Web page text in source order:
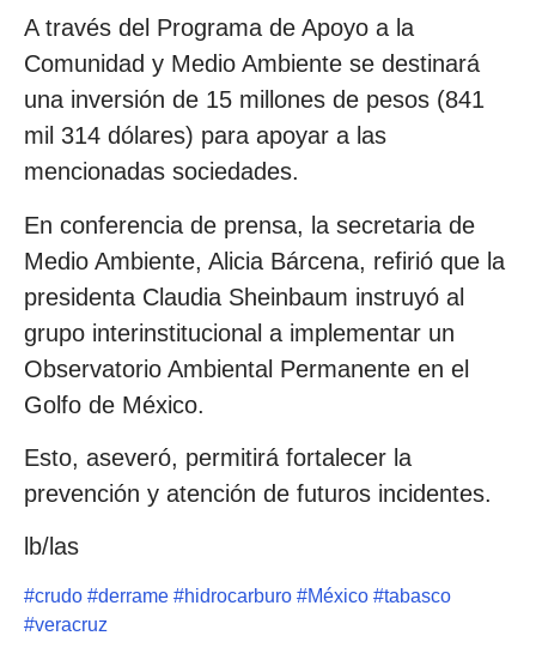
A través del Programa de Apoyo a la
Comunidad y Medio Ambiente se destinará
una inversión de 15 millones de pesos (841
mil 314 dólares) para apoyar a las
mencionadas sociedades.
En conferencia de prensa, la secretaria de
Medio Ambiente, Alicia Bárcena, refirió que la
presidenta Claudia Sheinbaum instruyó al
grupo interinstitucional a implementar un
Observatorio Ambiental Permanente en el
Golfo de México.
Esto, aseveró, permitirá fortalecer la
prevención y atención de futuros incidentes.
lb/las
#crudo #derrame #hidrocarburo #México #tabasco
#veracruz